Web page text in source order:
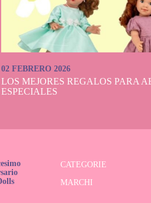
02 FEBRERO 2026
LOS MEJORES REGALOS PARA
ESPECIALES
CATEGORIE
MARCHI